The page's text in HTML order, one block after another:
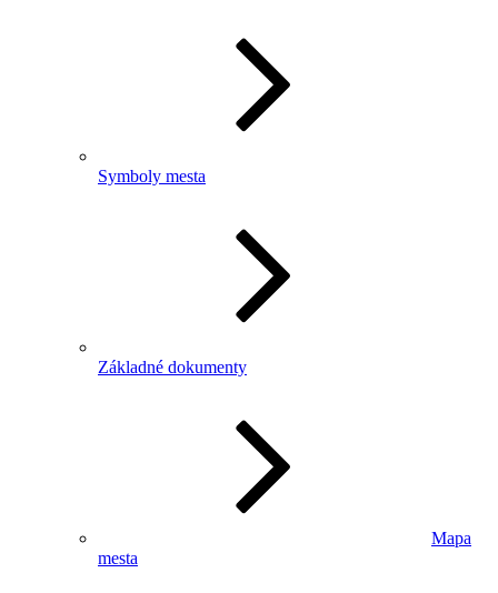
Symboly mesta
Základné dokumenty
Mapa
mesta